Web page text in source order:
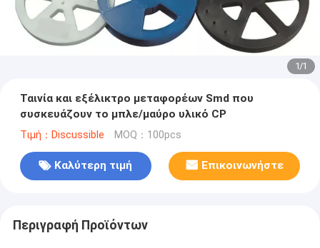
1/1
Ταινία και εξέλικτρο μεταφορέων Smd που
συσκευάζουν το μπλε/μαύρο υλικό CP
Τιμή：Discussible MOQ：100pcs
Καλύτερη τιμή Επικοινωνήστε
Περιγραφή Προϊόντων